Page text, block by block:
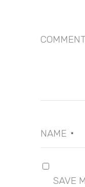
COMMENT
NAME *
SAVE